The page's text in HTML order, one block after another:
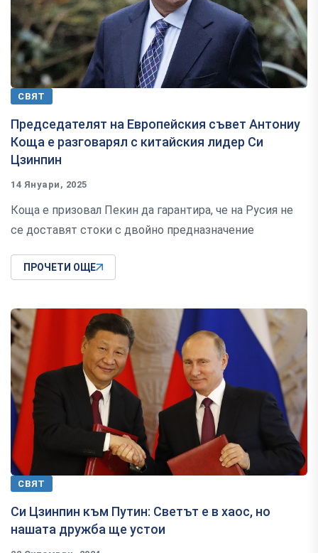
СВЯТ
Председателят на Европейския съвет Антониу
Коща е разговарял с китайския лидер Си
Цзинпин
14 Януари, 2025
Коща е призовал Пекин да гарантира, че на Русия не
се доставят стоки с двойно предназначение
ПРОЧЕТИ ОЩЕ
СВЯТ
Си Цзинпин към Путин: Светът е в хаос, но
нашата дружба ще устои